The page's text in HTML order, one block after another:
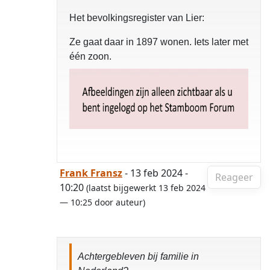
Het bevolkingsregister van Lier:
Ze gaat daar in 1897 wonen. Iets later met
één zoon.
Reageer
Frank Fransz- 13 feb 2024 -
10:20 (laatst bijgewerkt 13 feb 2024
— 10:25 door auteur)
Achtergebleven bij familie in